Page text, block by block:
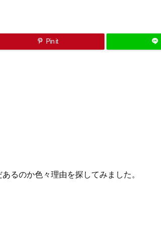
Pin it
るのか色々理由を探してみました。